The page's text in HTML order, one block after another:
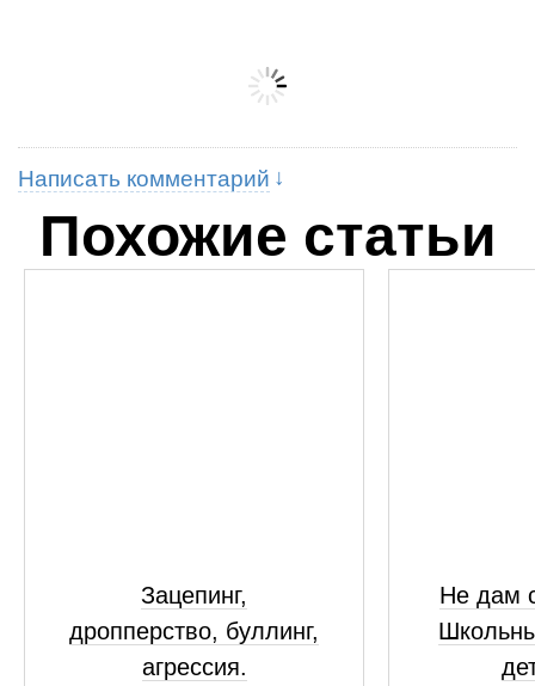
Написать комментарий
Похожие статьи
Зацепинг,
дропперство, буллинг,
агрессия.
Не дам